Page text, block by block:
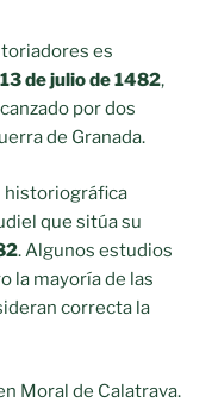
es
13 de julio de 1482,
por dos
de Granada.
historiográfica
que sitúa su
. Algunos estudios
la mayoría de las
correcta la
Moral de Calatrava.